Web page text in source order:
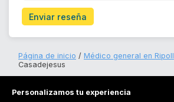
Enviar reseña
Página de inicio Médico general en Ripoll
Casadejesus
Personalizamos tu experiencia